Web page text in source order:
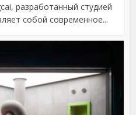
разработанный студией
собой современное...